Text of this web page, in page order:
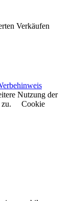
Verkäufen
Nutzung der
Cookie